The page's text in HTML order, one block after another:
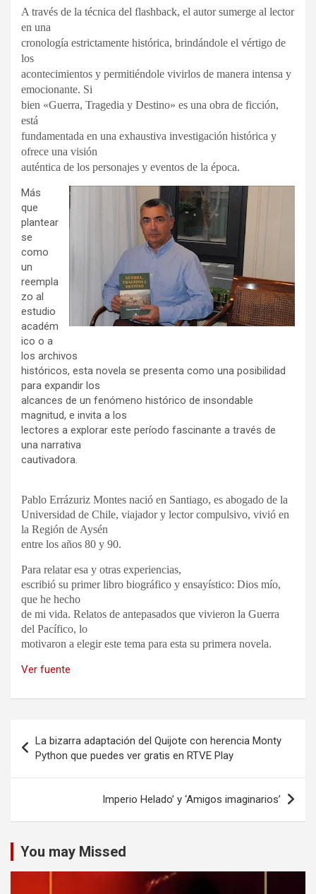
A través de la técnica del flashback, el autor sumerge al lector
en una
cronología estrictamente histórica, brindándole el vértigo de
los
acontecimientos y permitiéndole vivirlos de manera intensa y
emocionante. Si
bien «Guerra, Tragedia y Destino» es una obra de ficción,
está
fundamentada en una exhaustiva investigación histórica y
ofrece una visión
auténtica de los personajes y eventos de la época.
Más
que
plantear
se
como
un
reempla
zo al
estudio
académ
ico o a
los archivos
históricos, esta novela se presenta como una posibilidad
para expandir los
alcances de un fenómeno histórico de insondable
magnitud, e invita a los
lectores a explorar este período fascinante a través de
una narrativa
cautivadora.
Pablo Errázuriz Montes nació en Santiago, es abogado de la
Universidad de Chile, viajador y lector compulsivo, vivió en
la Región de Aysén
entre los años 80 y 90.
Para relatar esa y otras experiencias,
escribió su primer libro biográfico y ensayístico: Dios mío,
que he hecho
de mi vida. Relatos de antepasados que vivieron la Guerra
del Pacífico, lo
motivaron a elegir este tema para esta su primera novela.
Ver fuente
de
entradas
La bizarra adaptación del Quijote con herencia Monty
Python que puedes ver gratis en RTVE Play
Imperio Helado’ y ‘Amigos imaginarios’
You may Missed